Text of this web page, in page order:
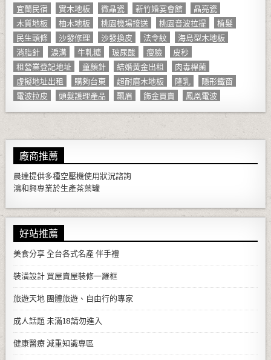
宜蘭民宿
實木地板 微晶瓷 新竹婚宴會館
晶亮瓷
木質地板
柚木地板 桃園機場接送 桃園音波拉提
植髮
民生頭條
沙發修理 沙發換皮 法令紋
海島型木地板
消脂針
淚溝 牛軋糖 玻尿酸 瘦臉
皮秒
租營業登記地址
童顏針 結婚黃金出租
肉毒桿菌
虛擬地址出租
購夠台東 超耐磨木地板 隆乳
隱形鐵窗
電波拉皮
頭髮護理產品 飄眉 飾金買賣 鳳凰電波
廠商推薦
晨達提供多種空壓機使用狀況諮詢
鴻和興專業於生產茶葉罐
好站推薦
美食分享 全台各式名產 伴手禮
裝潢設計 買屋賣屋裝修一羅框
旅遊天地 團體旅遊、自由行的專家
成人話題 未滿18請勿進入
健康醫療 減重知識專區